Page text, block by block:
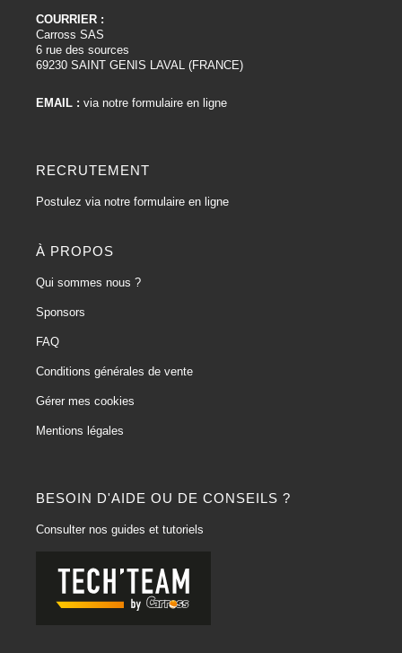
BESOIN D'AIDE OU DE CONSEILS ?
Consulter nos guides et tutoriels
COURRIER :
Carross SAS
6 rue des sources
69230 SAINT GENIS LAVAL (FRANCE)
EMAIL : via notre formulaire en ligne
RECRUTEMENT
Postulez via notre formulaire en ligne
À PROPOS
Qui sommes nous ?
Sponsors
FAQ
Conditions générales de vente
Gérer mes cookies
Mentions légales